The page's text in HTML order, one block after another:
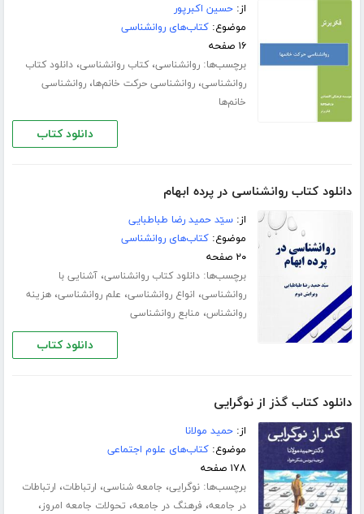
از:حسین اکبرپور
موضوع:کتاب‌های روانشناسی
۱۶ صفحه
برچسب‌ها:روانشناسی،کتاب روانشناسی،دانلود کتاب
روانشناسی،روانشناسی حرکت خانم‌ها،روانشناسی
خانم‌ها
دانلود کتاب
دانلود کتاب روانشناسی در پرده ابهام
از:سیّد حمید رضا طباطبایی
موضوع:کتاب‌های روانشناسی
۲۰ صفحه
برچسب‌ها:دانلود کتاب روانشناسی،آشنایی با
روانشناسی، انواع روانشناسی، علم روانشناسی،هزینه
روانشناس، منابع روانشناسی
دانلود کتاب
دانلود کتاب گذز از نوگرایی
از:حمید مولانا
موضوع:کتاب‌های علوم اجتماعی
۱۷۸ صفحه
برچسب‌ها:نوگرایی، جامعه شناسی، ارتباطات، ارتباطات
در جامعه، فرهنگ در جامعه، تحولات جامعه امروز،